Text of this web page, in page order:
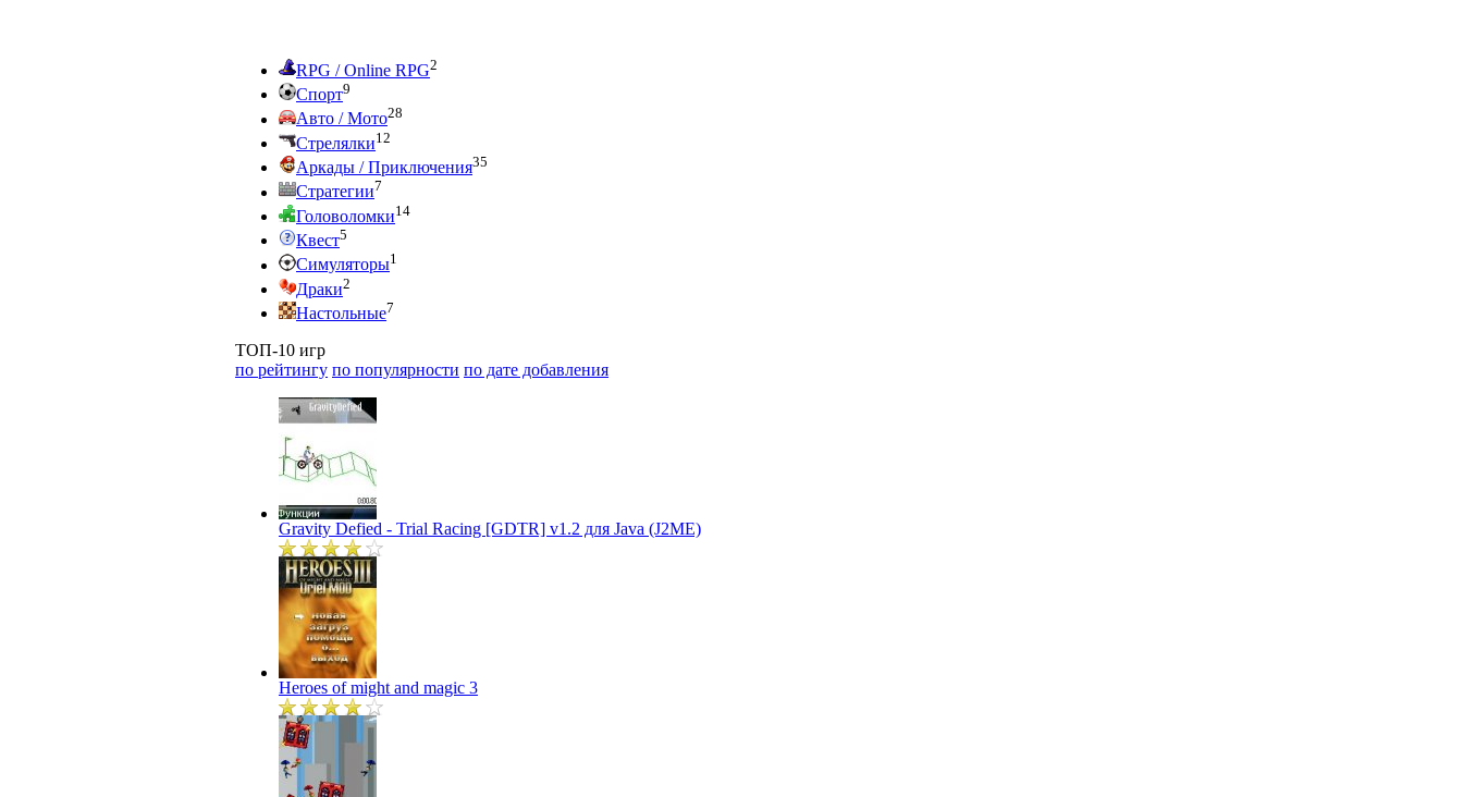
RPG / Online RPG2
Спорт9
Авто / Мото28
Стрелялки12
Аркады / Приключения35
Стратегии7
Головоломки14
Квест5
Симуляторы1
Драки2
Настольные7
ТОП-10 игр
по рейтингу по популярности по дате добавления
Gravity Defied - Trial Racing [GDTR] v1.2 для Java (J2ME)
Heroes of might and magic 3